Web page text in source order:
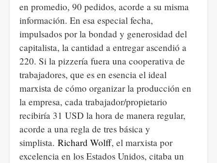
en promedio, 90 pedidos, acorde a su misma
información. En esa especial fecha,
impulsados por la bondad y generosidad del
capitalista, la cantidad a entregar ascendió a
220. Si la pizzería fuera una cooperativa de
trabajadores, que es en esencia el ideal
marxista de cómo organizar la producción en
la empresa, cada trabajador/propietario
recibiría 31 USD la hora de manera regular,
acorde a una regla de tres básica y
simplista. Richard Wolff, el marxista por
excelencia en los Estados Unidos, citaba un